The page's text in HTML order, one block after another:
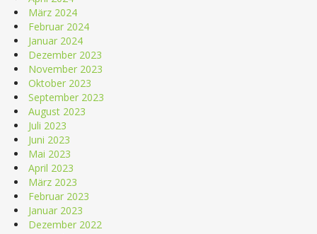
März 2024
Februar 2024
Januar 2024
Dezember 2023
November 2023
Oktober 2023
September 2023
August 2023
Juli 2023
Juni 2023
Mai 2023
April 2023
März 2023
Februar 2023
Januar 2023
Dezember 2022